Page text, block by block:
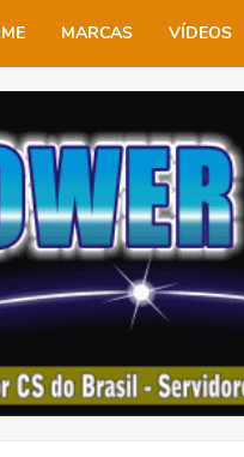
MARCAS VÍDEOS